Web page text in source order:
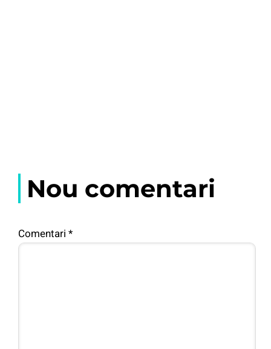
Nou comentari
Comentari *